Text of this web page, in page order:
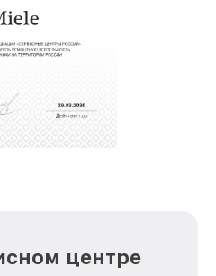
устройств в сервис в
мы получали только
совершенствуемся и
делать наш сервис еще
центре